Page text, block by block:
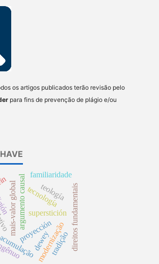
os artigos publicados terão revisão pelo
para fins de prevenção de plágio e/ou
argumento causal superstición
proyección
mais-valor global tecnología
dewey
teología direitos fundamentais
familiaridade
modernização
tradição